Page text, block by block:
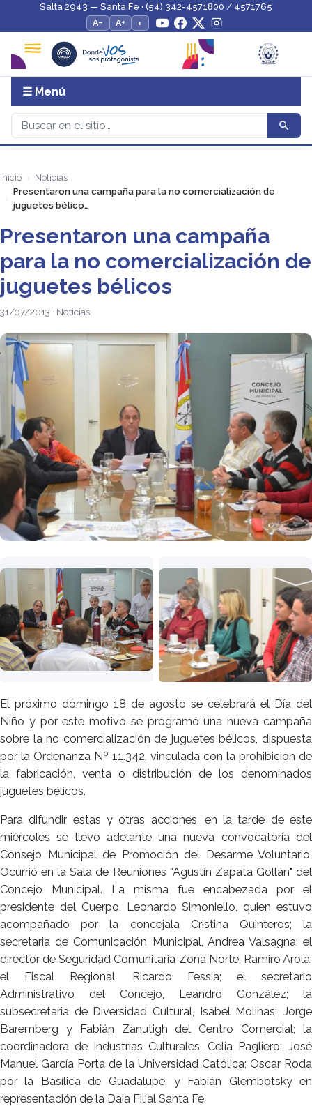
Salta 2943 — Santa Fe · (54) 342-4571800 / 4571765
A−
A+ ◐
☰ Menú
Inicio
Noticias
Presentaron una campaña para la no comercialización de
juguetes bélico…
Presentaron una campaña
para la no comercialización de
juguetes bélicos
31/07/2013 · Noticias
El próximo domingo 18 de agosto se celebrará el Día del
Niño y por este motivo se programó una nueva campaña
sobre la no comercialización de juguetes bélicos, dispuesta
por la Ordenanza Nº 11.342, vinculada con la prohibición de
la fabricación, venta o distribución de los denominados
juguetes bélicos.
Para difundir estas y otras acciones, en la tarde de este
miércoles se llevó adelante una nueva convocatoria del
Consejo Municipal de Promoción del Desarme Voluntario.
Ocurrió en la Sala de Reuniones “Agustín Zapata Gollán" del
Concejo Municipal. La misma fue encabezada por el
presidente del Cuerpo, Leonardo Simoniello, quien estuvo
acompañado por la concejala Cristina Quinteros; la
secretaria de Comunicación Municipal, Andrea Valsagna; el
director de Seguridad Comunitaria Zona Norte, Ramiro Arola;
el Fiscal Regional, Ricardo Fessia; el secretario
Administrativo del Concejo, Leandro González; la
subsecretaria de Diversidad Cultural, Isabel Molinas; Jorge
Baremberg y Fabián Zanutigh del Centro Comercial; la
coordinadora de Industrias Culturales, Celia Pagliero; José
Manuel García Porta de la Universidad Católica; Oscar Roda
por la Basílica de Guadalupe; y Fabián Glembotsky en
representación de la Daia Filial Santa Fe.